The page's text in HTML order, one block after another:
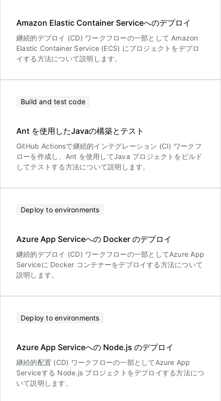
Amazon Elastic Container Serviceへのデプロイ
継続的デプロイ (CD) ワークフローの一部として Amazon
Elastic Container Service (ECS) にプロジェクトをデプロ
イする方法について説明します。
Build and test code
Ant を使用したJavaの構築とテスト
GitHub Actionsで継続的インテグレーション (CI) ワークフ
ローを作成し、Ant を使用してJava プロジェクトをビルド
してテストする方法について説明します。
Deploy to environments
Azure App Serviceへの Docker のデプロイ
継続的デプロイ (CD) ワークフローの一部としてAzure App
Serviceに Docker コンテナーをデプロイする方法について
説明します。
Deploy to environments
Azure App Serviceへの Node.js のデプロイ
継続的配置 (CD) ワークフローの一部としてAzure App
Serviceする Node.js プロジェクトをデプロイする方法につ
いて説明します。